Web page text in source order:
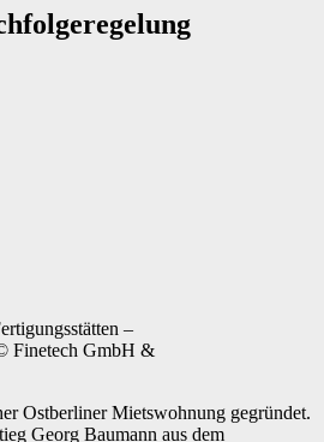
–
Finetech GmbH &
Ostberliner Mietswohnung gegründet.
Georg Baumann aus dem